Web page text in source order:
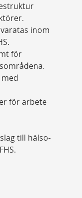
inom
för
för arbete
till hälso-